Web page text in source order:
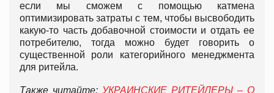
если мы сможем с помощью катмена
оптимизировать затраты с тем, чтобы высвободить
какую-то часть добавочной стоимости и отдать ее
потребителю, тогда можно будет говорить о
существенной роли категорийного менеджмента
для ритейла.
Также читайте: УКРАИНСКИЕ РИТЕЙЛЕРЫ – О